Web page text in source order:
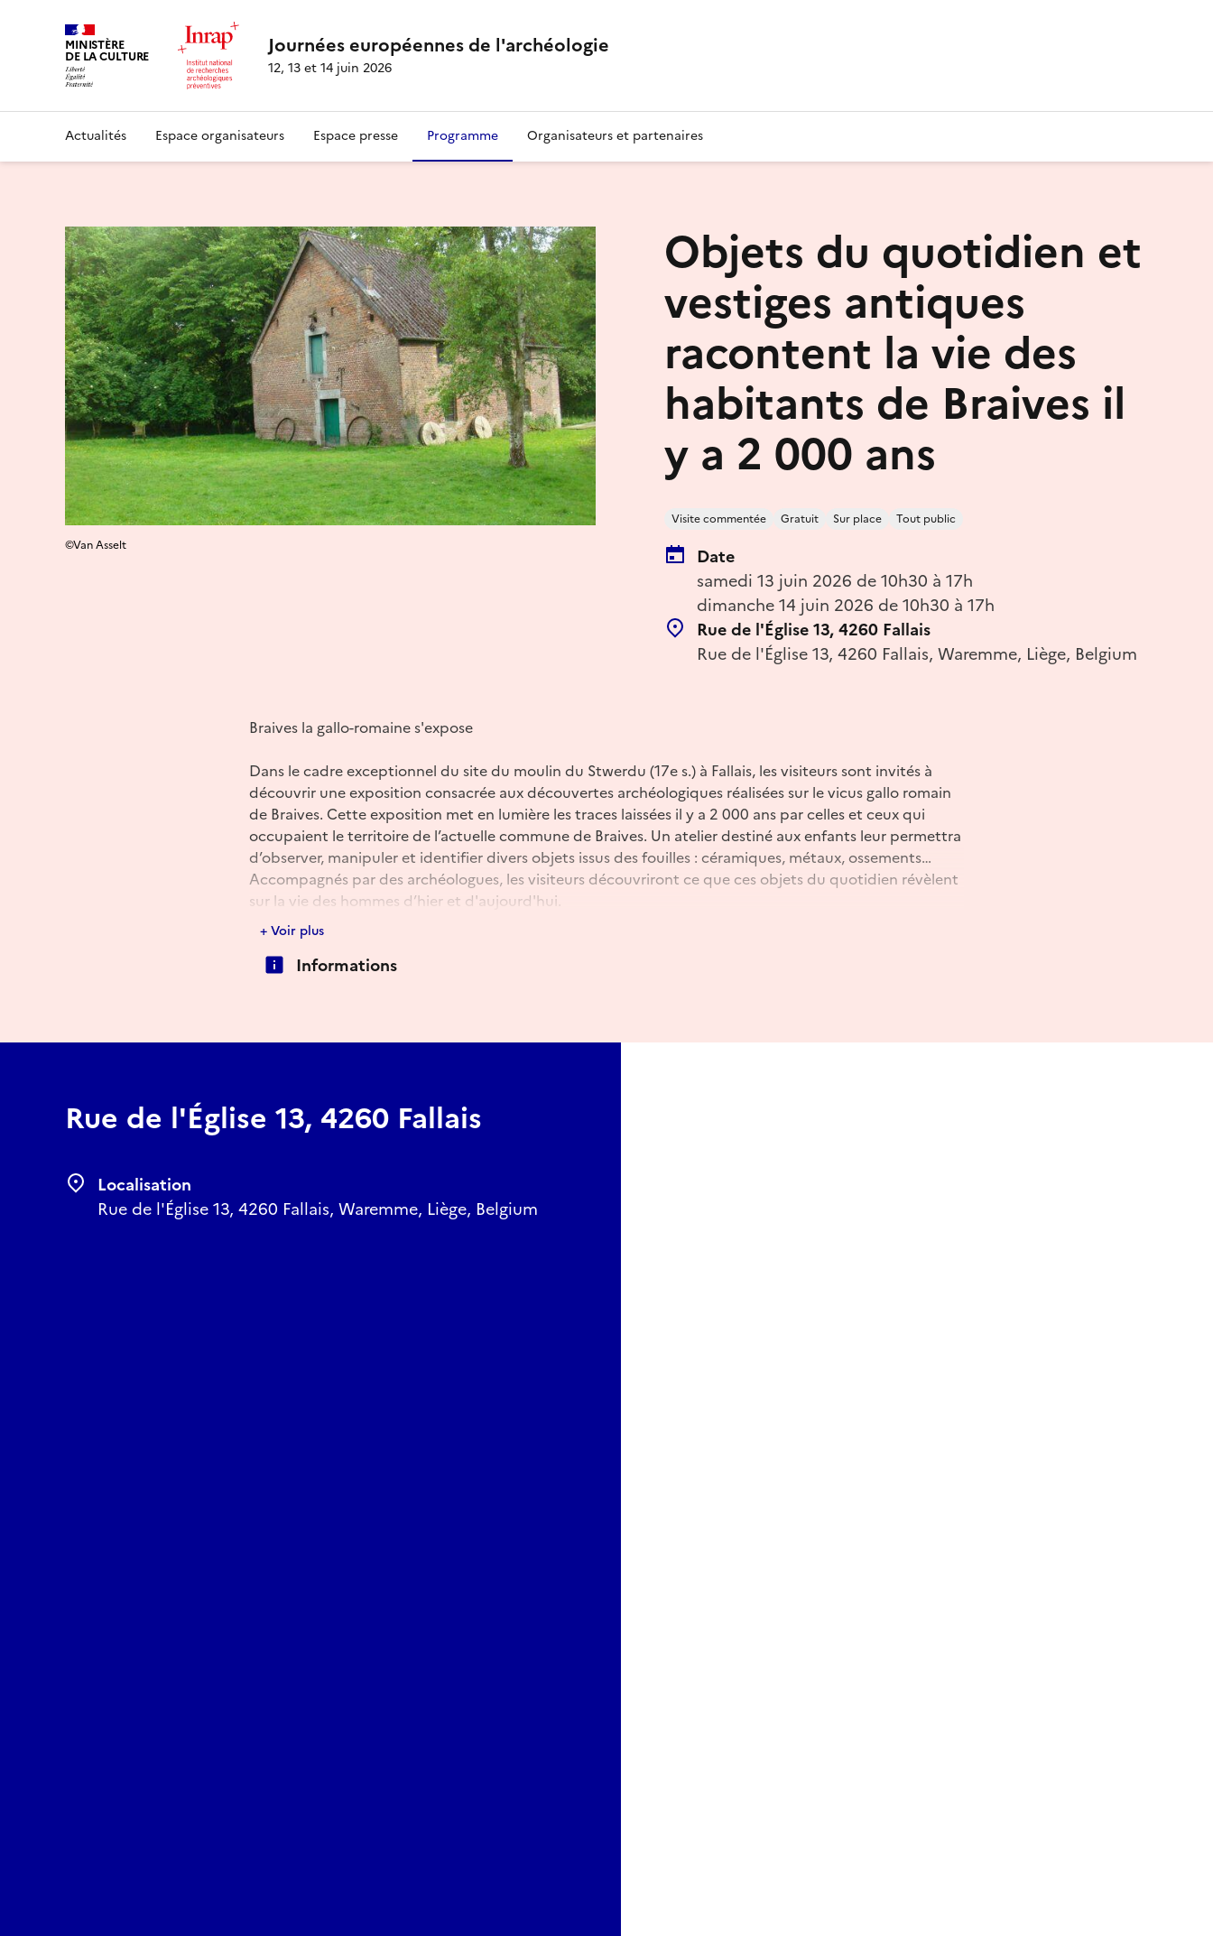
MINISTÈRE
DE LA CULTURE Journées européennes de l'archéologie
12, 13 et 14 juin 2026
Actualités Espace organisateurs Espace presse Programme Organisateurs et partenaires
Objets du quotidien et
vestiges antiques
racontent la vie des
habitants de Braives il
y a 2 000 ans
Visite commentée Gratuit Sur place Tout public
Date
samedi 13 juin 2026 de 10h30 à 17h
dimanche 14 juin 2026 de 10h30 à 17h
Rue de l'Église 13, 4260 Fallais
Rue de l'Église 13, 4260 Fallais, Waremme, Liège, Belgium
©Van Asselt
Braives la gallo-romaine s'expose
Dans le cadre exceptionnel du site du moulin du Stwerdu (17e s.) à Fallais, les visiteurs sont invités à
découvrir une exposition consacrée aux découvertes archéologiques réalisées sur le vicus gallo romain
de Braives. Cette exposition met en lumière les traces laissées il y a 2 000 ans par celles et ceux qui
occupaient le territoire de l’actuelle commune de Braives. Un atelier destiné aux enfants leur permettra
d’observer, manipuler et identifier divers objets issus des fouilles : céramiques, métaux, ossements…
Accompagnés par des archéologues, les visiteurs découvriront ce que ces objets du quotidien révèlent
sur la vie des hommes d’hier et d'aujourd'hui.
Ouverture et visites guidées : sam. et dim. de 10h30 à 17h (30 min.) / Animation : expo / Enfants :
ateliers, sam. et dim. de 14h à 17h (20 min.) / Petite restauration : produits locaux.
+ Voir plus
Informations
Rue de l'Église 13, 4260 Fallais
Localisation
Rue de l'Église 13, 4260 Fallais, Waremme, Liège, Belgium